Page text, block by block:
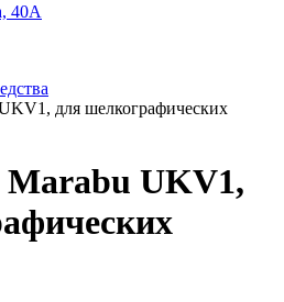
40А
для шелкографических
Marabu UKV1,